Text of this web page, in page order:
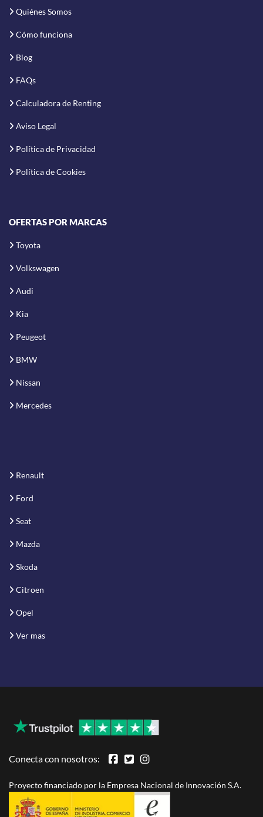
Quiénes Somos
Cómo funciona
Blog
FAQs
Calculadora de Renting
Aviso Legal
Política de Privacidad
Política de Cookies
OFERTAS POR MARCAS
Toyota
Volkswagen
Audi
Kia
Peugeot
BMW
Nissan
Mercedes
Renault
Ford
Seat
Mazda
Skoda
Citroen
Opel
Ver mas
Conecta con nosotros:
Proyecto financiado por la Empresa Nacional de Innovación S.A.